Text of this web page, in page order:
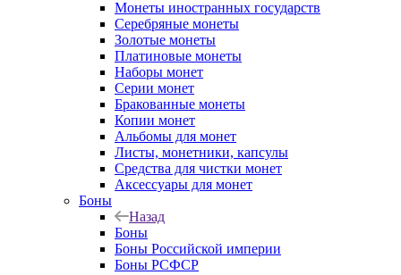
Монеты иностранных государств
Серебряные монеты
Золотые монеты
Платиновые монеты
Наборы монет
Серии монет
Бракованные монеты
Копии монет
Альбомы для монет
Листы, монетники, капсулы
Средства для чистки монет
Аксессуары для монет
Боны
Назад
Боны
Боны Российской империи
Боны РСФСР